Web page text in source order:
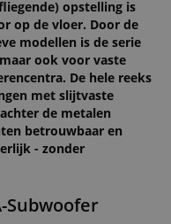
opstelling is
op de vloer. Door de
modellen is de serie
ook voor vaste
De hele reeks
met slijtvaste
de metalen
betrouwbaar en
- zonder
Subwoofer